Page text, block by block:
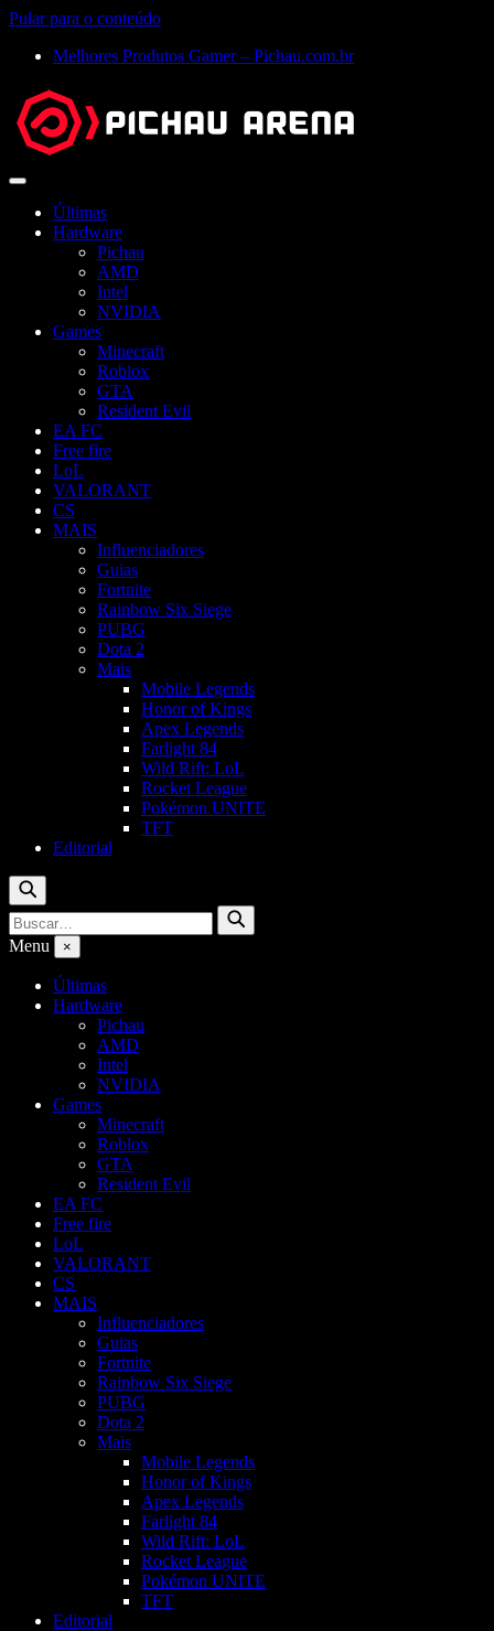
Pular para o conteúdo
Melhores Produtos Gamer – Pichau.com.br
Abrir
Últimas
Hardware
Pichau
AMD
Intel
NVIDIA
Games
Minecraft
Roblox
GTA
Resident Evil
EA FC
Free fire
LoL
VALORANT
CS
MAIS
Influenciadores
Guias
Fortnite
Rainbow Six Siege
PUBG
Dota 2
Mais
Mobile Legends
Honor of Kings
Apex Legends
Farlight 84
Wild Rift: LoL
Rocket League
Pokémon UNITE
TFT
Editorial
Buscar
Buscar
por:
Buscar
Menu ×
Últimas
Hardware
Pichau
AMD
Intel
NVIDIA
Games
Minecraft
Roblox
GTA
Resident Evil
EA FC
Free fire
LoL
VALORANT
CS
MAIS
Influenciadores
Guias
Fortnite
Rainbow Six Siege
PUBG
Dota 2
Mais
Mobile Legends
Honor of Kings
Apex Legends
Farlight 84
Wild Rift: LoL
Rocket League
Pokémon UNITE
TFT
Editorial